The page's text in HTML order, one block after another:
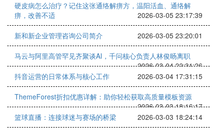
硬皮病怎么治疗？记住这张通络解痹方，温阳活血、通络解
痹，改善不适
2026-03-05 23:17:39
新和新企业管理咨询公司简介 2026-03-05 23:20:01
马云与阿里高管罕见齐聚谈AI，千问核心负责人林俊旸离职
2026-03-04 22:31:26
抖音运营的日常体系与核心工作
2026-03-04 17:31:15
ThemeForest折扣优惠详解：助你轻松获取高质量模板资源
2026-03-03 18:16:17
篮球直播：连接球迷与赛场的桥梁
2026-03-03 18:24:14